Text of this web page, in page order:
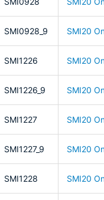
SMI0928_9 SMI20
SMI1226 SMI20
SMI1226_9 SMI20
SMI1227 SMI20
SMI1227_9 SMI20
SMI1228 SMI20